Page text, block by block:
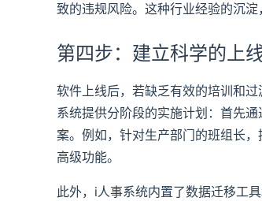
致的违规风险。这种行业经验的沉
第四步：建立科学的上
软件上线后，若缺乏有效的培训和
系统提供分阶段的实施计划：首先
案。例如，针对生产部门的班组长
高级功能。
此外，i人事系统内置了数据迁移工